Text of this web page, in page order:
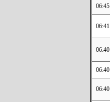
06:45
06:41
06:40
06:40
06:40